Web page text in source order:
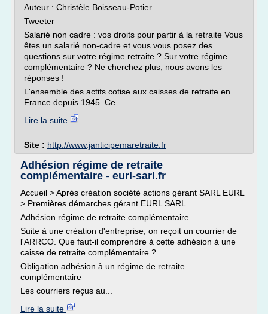
Auteur : Christèle Boisseau-Potier
Tweeter
Salarié non cadre : vos droits pour partir à la retraite Vous
êtes un salarié non-cadre et vous vous posez des
questions sur votre régime retraite ? Sur votre régime
complémentaire ? Ne cherchez plus, nous avons les
réponses !
L'ensemble des actifs cotise aux caisses de retraite en
France depuis 1945. Ce...
Lire la suite
Site : http://www.janticipemaretraite.fr
Adhésion régime de retraite
complémentaire - eurl-sarl.fr
Accueil > Après création société actions gérant SARL EURL
> Premières démarches gérant EURL SARL
Adhésion régime de retraite complémentaire
Suite à une création d'entreprise, on reçoit un courrier de
l'ARRCO. Que faut-il comprendre à cette adhésion à une
caisse de retraite complémentaire ?
Obligation adhésion à un régime de retraite
complémentaire
Les courriers reçus au...
Lire la suite